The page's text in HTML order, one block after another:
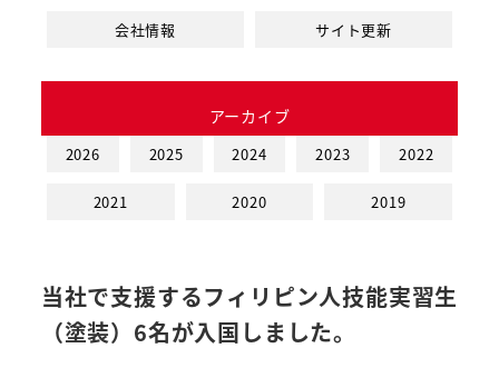
会社情報 サイト更新
アーカイブ
2026 2025 2024 2023 2022
2021 2020 2019
当社で支援するフィリピン人技能実習生
（塗装）6名が入国しました。